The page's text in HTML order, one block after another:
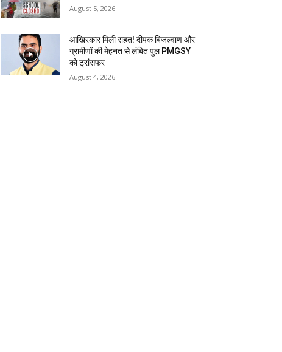
August 5, 2026
आखिरकार मिली राहत! दीपक बिजल्वाण और
ग्रामीणों की मेहनत से लंबित पुल PMGSY
को ट्रांसफर
August 4, 2026